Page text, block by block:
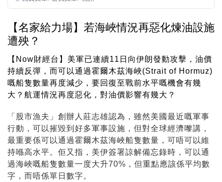
【名家給力場】若海峽情況再惡化煉油設施
遭殃？
【Now財經台】美軍已連續11日向伊朗發動攻擊，油價
持續反彈，而可以通過霍爾木茲海峽(Strait of Hormuz)
嘅船隻數量再度減少，要回復至戰前水平嘅機會有幾
大？航運情況再度惡化，對油價影響有幾大？
「股市漁夫」創辦人莊志雄認為，雖然美國最近嘅軍事
行動，可以摧毀到好多軍事設施，但對全球經濟嚟講，
最重要係可以通過霍爾木茲海峽船隻數量，可唔可以維
持喺高水平。佢又指，美伊簽署諒解備忘錄時，可以通
過海峽嘅船隻數量一度大升70%，但重點應該係平均數
字，而唔係單日數字。